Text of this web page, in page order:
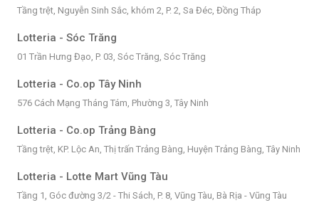
Tầng trệt, Nguyễn Sinh Sắc, khóm 2, P. 2, Sa Đéc, Đồng Tháp
Lotteria - Sóc Trăng
01 Trần Hưng Đạo, P. 03, Sóc Trăng, Sóc Trăng
Lotteria - Co.op Tây Ninh
576 Cách Mạng Tháng Tám, Phường 3, Tây Ninh
Lotteria - Co.op Trảng Bàng
Tầng trệt, KP. Lộc An, Thị trấn Trảng Bàng, Huyện Trảng Bàng, Tây Ninh
Lotteria - Lotte Mart Vũng Tàu
Tầng 1, Góc đường 3/2 - Thi Sách, P. 8, Vũng Tàu, Bà Rịa - Vũng Tàu